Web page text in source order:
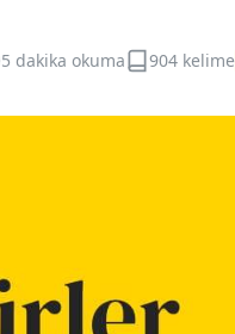
5 dakika okuma 904 kelime